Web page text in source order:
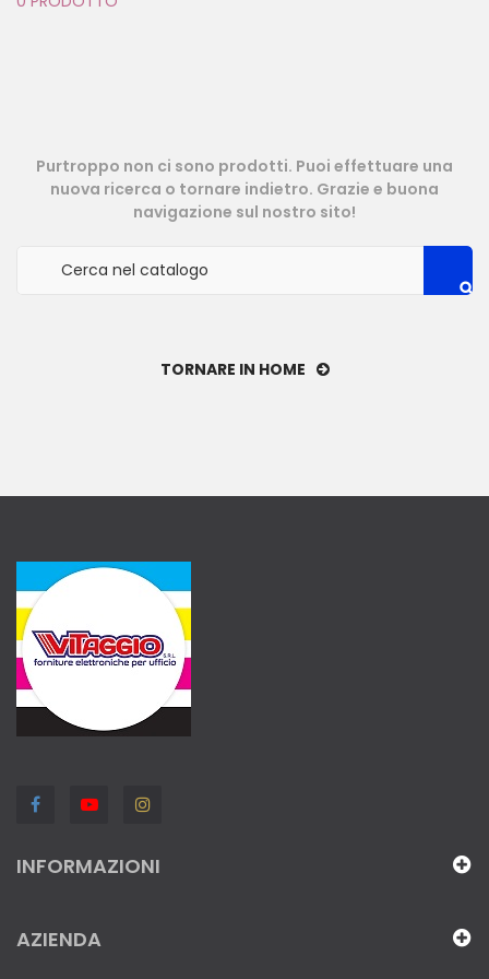
Purtroppo non ci sono prodotti. Puoi effettuare una
nuova ricerca o tornare indietro. Grazie e buona
navigazione sul nostro sito!
TORNARE IN HOME
INFORMAZIONI
AZIENDA